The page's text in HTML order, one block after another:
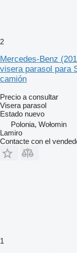
2
Mercedes-Benz
visera parasol para
camión
Precio a consultar
Visera parasol
Estado nuevo
Polonia, Wołomin
Lamiro
Contacte con el
1